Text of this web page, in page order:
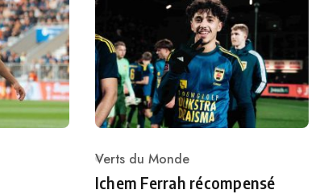
Category
Verts du Monde
Ichem Ferrah récompensé